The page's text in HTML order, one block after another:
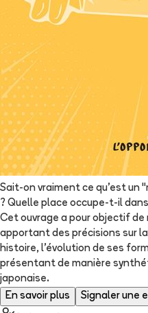
Sait-on vraiment ce qu'est un
? Quelle place occupe-t-il
Cet ouvrage a pour objectif
apportant des précisions sur
histoire, l'évolution de ses
présentant de manière
japonaise.
En savoir plus
Signaler une